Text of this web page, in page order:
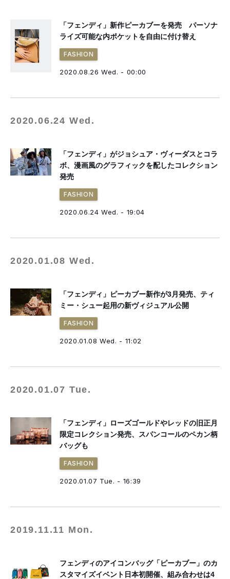
「フェンディ」新作ピーカブーを発売 パーソナ
ライズ可能な内ポケットを自由に付け替え
FASHION
2020.08.26 Wed. - 00:00
2020.06.24 Wed.
「フェンディ」がジョシュア・ヴィーダスとコラ
ボ、漫画風のグラフィックを配したコレクション
発売
FASHION
2020.06.24 Wed. - 19:04
2020.01.08 Wed.
「フェンディ」ピーカブー新作が3月発売、ティ
ミー・シュー起用の新ヴィジュアル公開
FASHION
2020.01.08 Wed. - 11:02
2020.01.07 Tue.
「フェンディ」ローズゴールドやレッドの旧正月
限定コレクション発売、スパンコールのペカン柄
バッグも
FASHION
2020.01.07 Tue. - 16:39
2019.11.11 Mon.
フェンディのアイコンバッグ「ピーカブー」のカ
スタマイズイベント日本初開催、組み合わせは4